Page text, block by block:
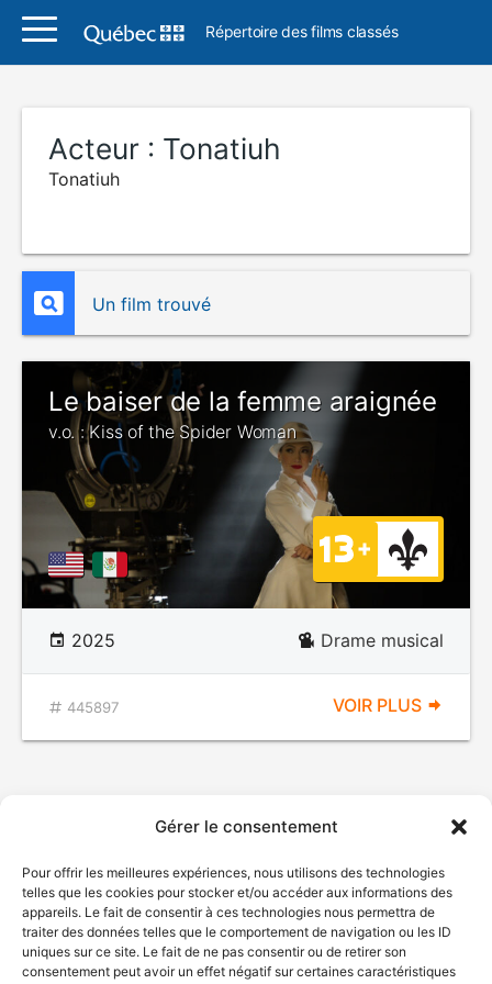
Gérer le consentement
Pour offrir les meilleures expériences, nous utilisons des technologies
telles que les cookies pour stocker et/ou accéder aux informations des
appareils. Le fait de consentir à ces technologies nous permettra de
traiter des données telles que le comportement de navigation ou les ID
uniques sur ce site. Le fait de ne pas consentir ou de retirer son
consentement peut avoir un effet négatif sur certaines caractéristiques
Répertoire des films classés
Acteur : Tonatiuh
Tonatiuh
Un film trouvé
Le baiser de la femme araignée
v.o. : Kiss of the Spider Woman
2025 Drame musical
445897 VOIR PLUS